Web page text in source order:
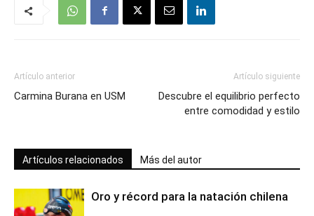
Artículo anterior
Carmina Burana en USM
Artículo siguiente
Descubre el equilibrio perfecto
entre comodidad y estilo
Artículos relacionados Más del autor
Oro y récord para la natación chilena